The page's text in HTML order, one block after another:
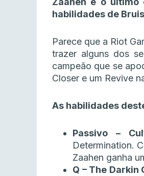
habilidades de
Parece que a Riot
trazer alguns dos
campeão que se
Closer e um Revive
As habilidades
Passivo –
Determination.
Zaahen ganha
Q – The Darkin